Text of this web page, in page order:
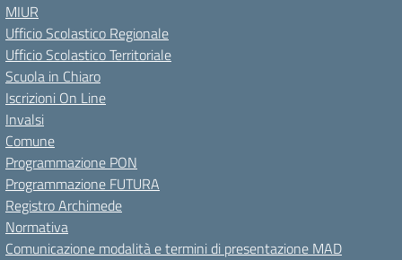
MIUR
Ufficio Scolastico Regionale
Ufficio Scolastico Territoriale
Scuola in Chiaro
Iscrizioni On Line
Invalsi
Comune
Programmazione PON
Programmazione FUTURA
Registro Archimede
Normativa
Comunicazione modalità e termini di presentazione MAD